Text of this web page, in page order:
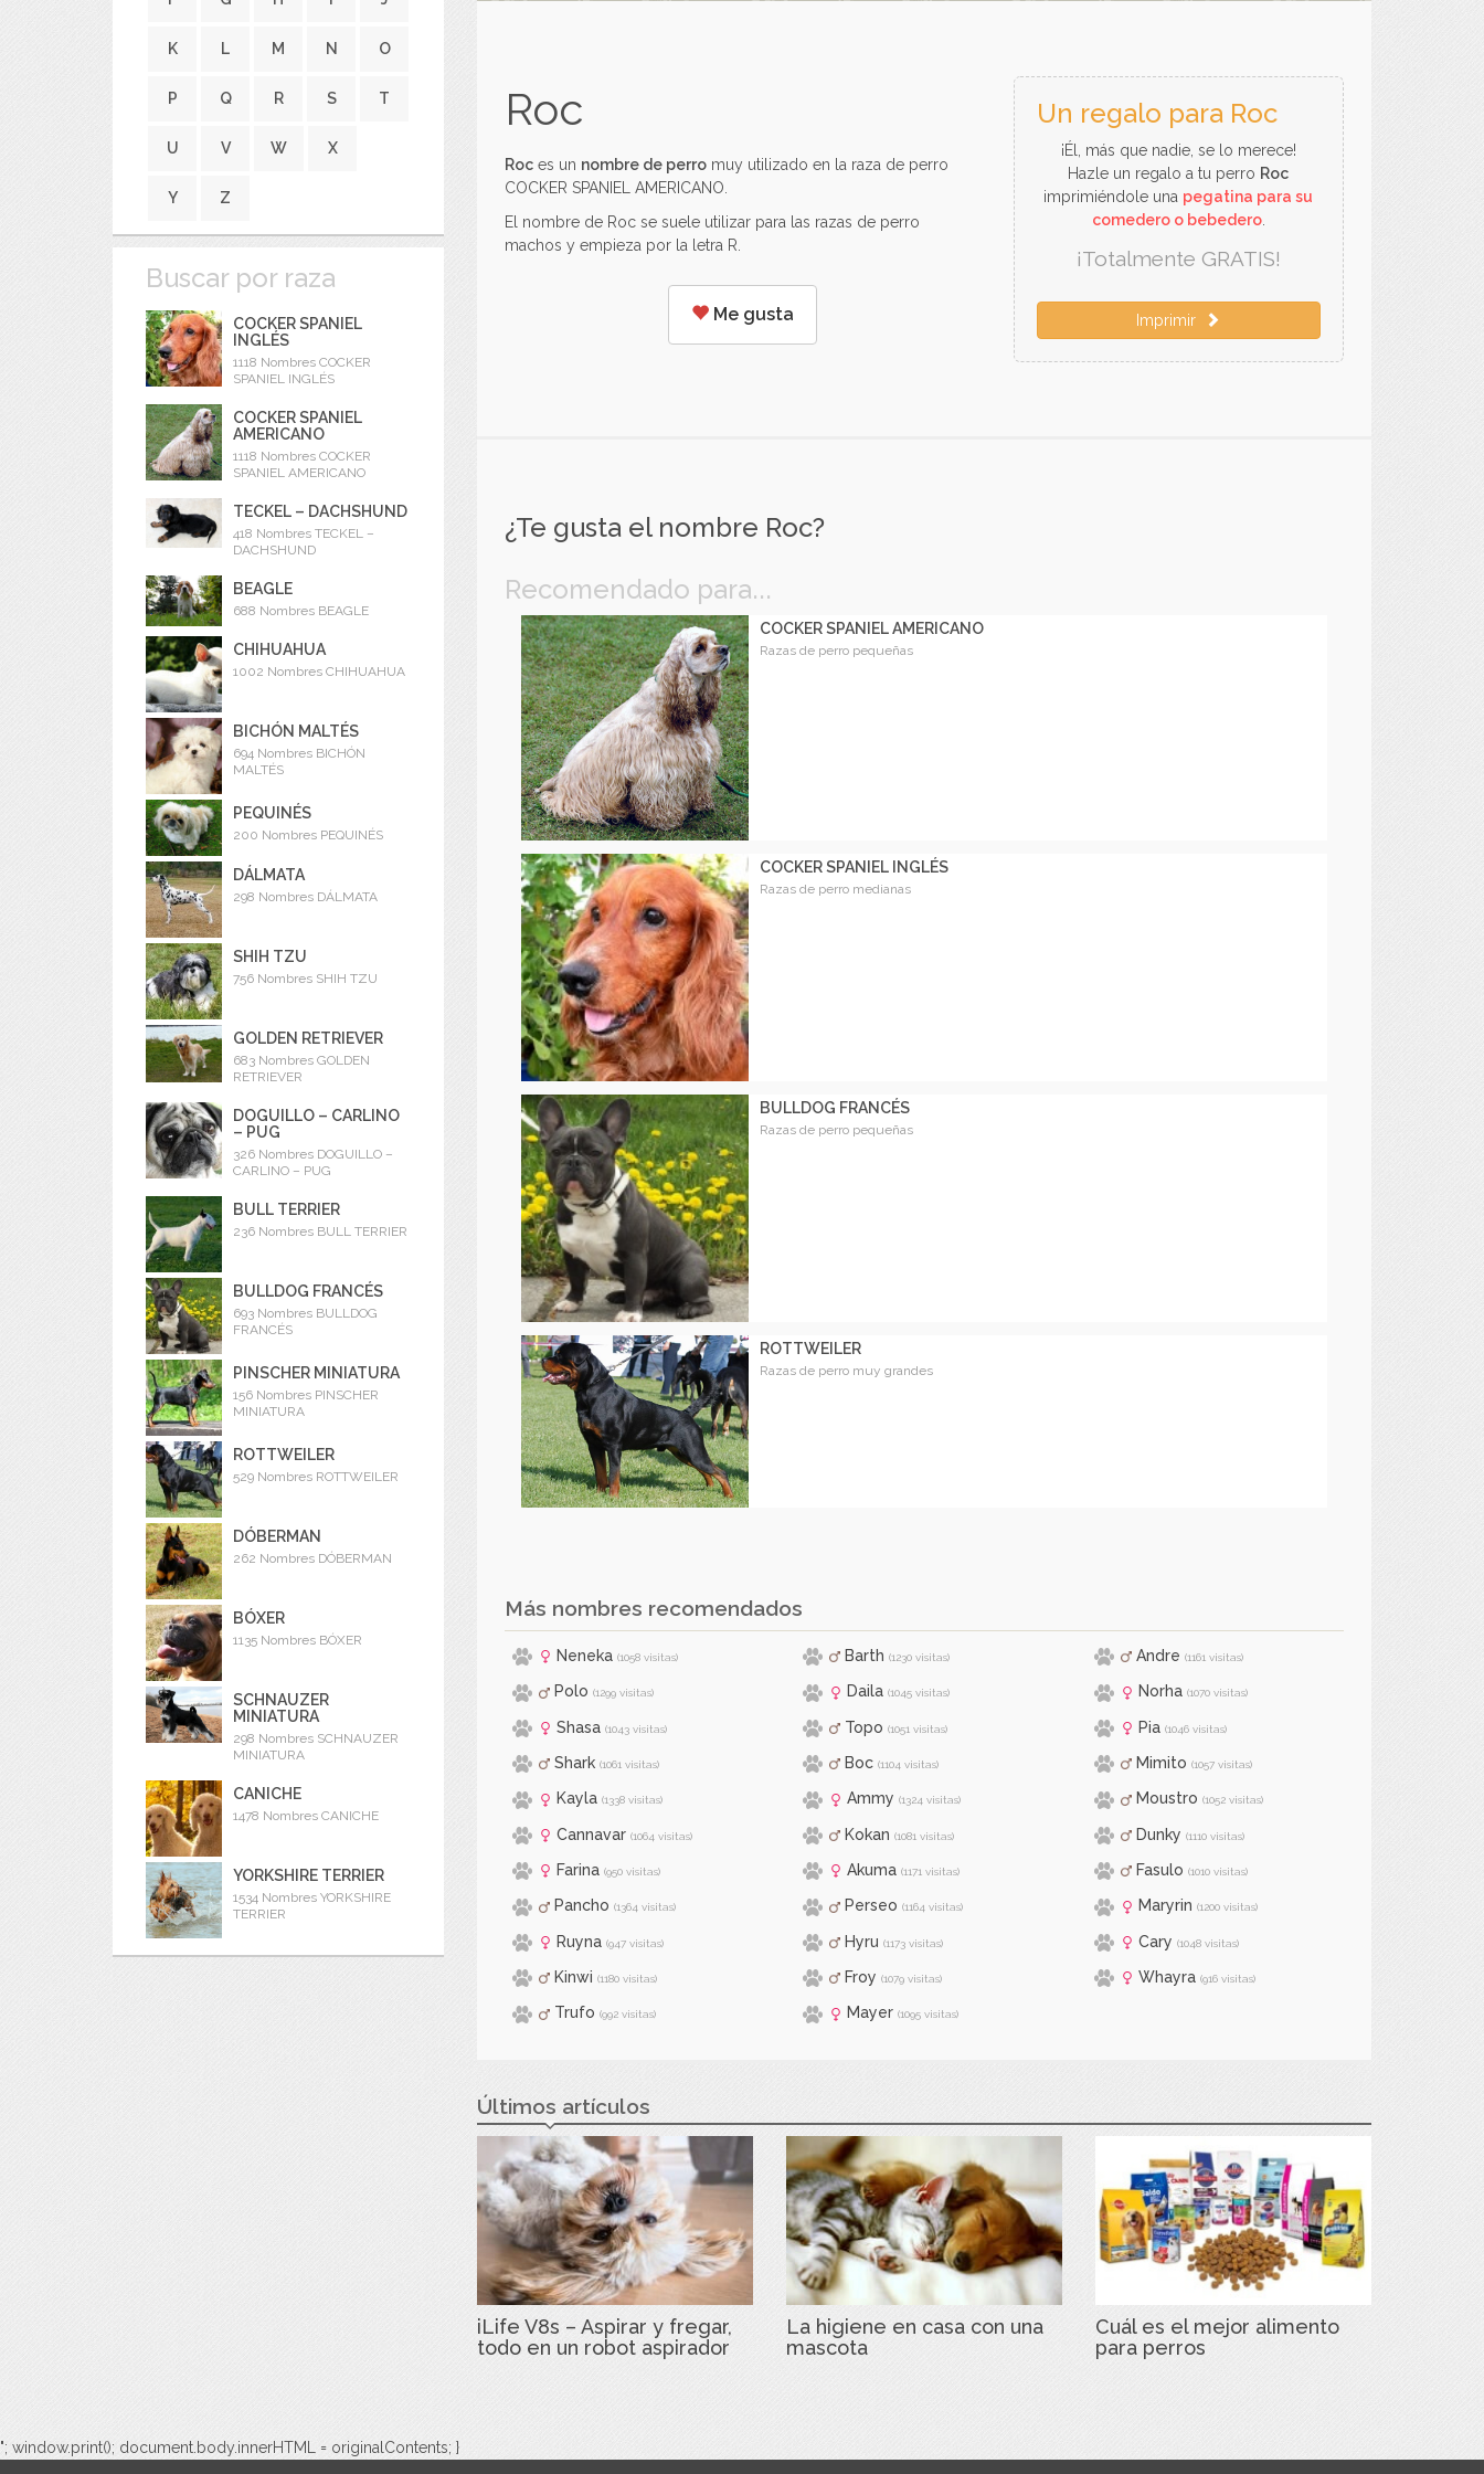
K L M N O
P Q R S T
U V W X
Y Z
Buscar por raza
COCKER SPANIEL
INGLÉS
1118 Nombres COCKER
SPANIEL INGLÉS
COCKER SPANIEL
AMERICANO
1118 Nombres COCKER
SPANIEL AMERICANO
TECKEL – DACHSHUND
418 Nombres TECKEL –
DACHSHUND
BEAGLE
688 Nombres BEAGLE
CHIHUAHUA
1002 Nombres CHIHUAHUA
BICHÓN MALTÉS
694 Nombres BICHÓN
MALTÉS
PEQUINÉS
200 Nombres PEQUINÉS
DÁLMATA
298 Nombres DÁLMATA
SHIH TZU
756 Nombres SHIH TZU
GOLDEN RETRIEVER
683 Nombres GOLDEN
RETRIEVER
DOGUILLO – CARLINO
– PUG
326 Nombres DOGUILLO –
CARLINO – PUG
BULL TERRIER
236 Nombres BULL TERRIER
BULLDOG FRANCÉS
693 Nombres BULLDOG
FRANCÉS
PINSCHER MINIATURA
156 Nombres PINSCHER
MINIATURA
ROTTWEILER
529 Nombres ROTTWEILER
DÓBERMAN
262 Nombres DÓBERMAN
BÓXER
1135 Nombres BÓXER
SCHNAUZER
MINIATURA
298 Nombres SCHNAUZER
MINIATURA
CANICHE
1478 Nombres CANICHE
YORKSHIRE TERRIER
1534 Nombres YORKSHIRE
TERRIER
Roc
Roc es un nombre de perro muy utilizado en la raza de perro
COCKER SPANIEL AMERICANO.
El nombre de Roc se suele utilizar para las razas de perro
machos y empieza por la letra R.
Me gusta
Un regalo para Roc
¡Él, más que nadie, se lo merece!
Hazle un regalo a tu perro Roc
imprimiéndole una pegatina para su
comedero o bebedero.
¡Totalmente GRATIS!
Imprimir
¿Te gusta el nombre Roc?
Recomendado para...
COCKER SPANIEL AMERICANO
Razas de perro pequeñas
COCKER SPANIEL INGLÉS
Razas de perro medianas
BULLDOG FRANCÉS
Razas de perro pequeñas
ROTTWEILER
Razas de perro muy grandes
Más nombres recomendados
Neneka (1058 visitas) Barth (1230 visitas) Andre (1161 visitas)
Polo (1299 visitas) Daila (1045 visitas) Norha (1070 visitas)
Shasa (1043 visitas) Topo (1051 visitas) Pia (1046 visitas)
Shark (1061 visitas) Boc (1104 visitas) Mimito (1057 visitas)
Kayla (1338 visitas) Ammy (1324 visitas) Moustro (1052 visitas)
Cannavar (1064 visitas) Kokan (1081 visitas) Dunky (1110 visitas)
Farina (950 visitas) Akuma (1171 visitas) Fasulo (1010 visitas)
Pancho (1364 visitas) Perseo (1164 visitas) Maryrin (1200 visitas)
Ruyna (947 visitas) Hyru (1173 visitas) Cary (1048 visitas)
Kinwi (1180 visitas) Froy (1079 visitas) Whayra (916 visitas)
Trufo (992 visitas) Mayer (1095 visitas)
Últimos artículos
iLife V8s – Aspirar y fregar,
todo en un robot aspirador
La higiene en casa con una
mascota
Cuál es el mejor alimento
para perros
"; window.print(); document.body.innerHTML = originalContents; }